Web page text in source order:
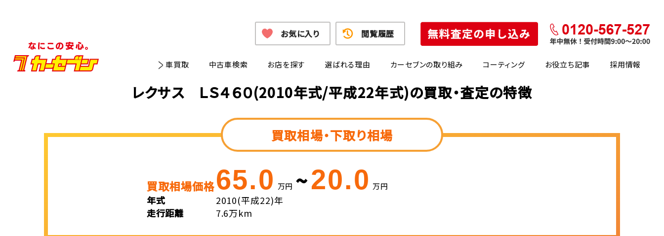
車買取 中古車検索 お店を探す 選ばれる理由 カーセブンの取り組み コーティング お役立ち記事 採用情報
お気に入り 閲覧履歴
レクサス ＬＳ４６０(2010年式/平成22年式)の買取・査定の特徴
買取相場・下取り相場
買取相場価格65.0 万円 ~20.0 万円
年式
2010(平成22)年
走行距離
7.6万km